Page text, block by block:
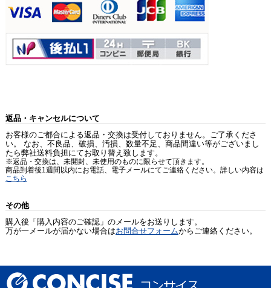
返品・キャンセルについて
お客様のご都合による返品・交換は受付しておりません。ご了承くださ
い。 なお、不良品、破損、汚損、数量不足、商品間違い等がございまし
たら弊社送料負担にてお取り替え致します。
※返品・交換は、未開封、未使用のものに限らせて頂きます。
商品到着後1週間以内にお電話、電子メールにてご連絡ください。詳しい内容は
こちら
その他
購入後「購入内容のご確認」のメールをお送りします。
万が一メールが届かない場合はお問合せフォームからご連絡ください。